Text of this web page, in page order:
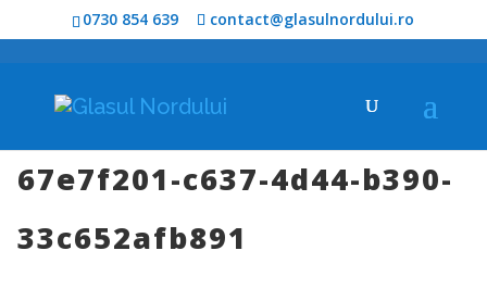
0730 854 639 contact@glasulnordului.ro
67e7f201-c637-4d44-b390-
33c652afb891